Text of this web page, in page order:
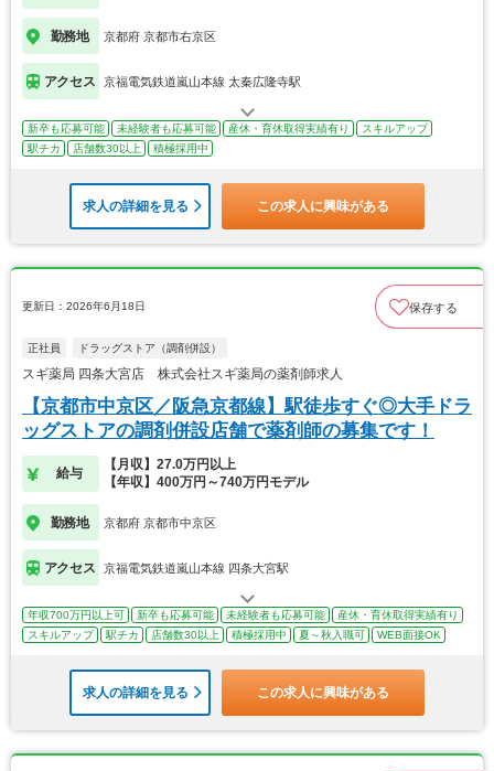
勤務地 京都府 京都市右京区
アクセス 京福電気鉄道嵐山本線 太秦広隆寺駅
新卒も応募可能 未経験者も応募可能 産休・育休取得実績有り
スキルアップ
駅チカ
店舗数30以上 積極採用中
求人の詳細を見る この求人に興味がある
更新日：2026年6月18日 保存する
正社員 ドラッグストア（調剤併設）
スギ薬局 四条大宮店 株式会社スギ薬局の薬剤師求人
【京都市中京区／阪急京都線】駅徒歩すぐ◎大手ドラ
ッグストアの調剤併設店舗で薬剤師の募集です！
給与
【月収】27.0万円以上
【年収】400万円～740万円モデル
勤務地 京都府 京都市中京区
アクセス 京福電気鉄道嵐山本線 四条大宮駅
年収700万円以上可 新卒も応募可能 未経験者も応募可能
産休・育休取得実績有り
スキルアップ
駅チカ 店舗数30以上 積極採用中 夏～秋入職可 WEB面接OK
求人の詳細を見る この求人に興味がある